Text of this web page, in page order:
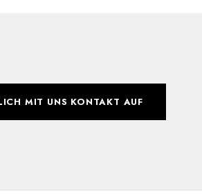
MIT UNS KONTAKT AUF